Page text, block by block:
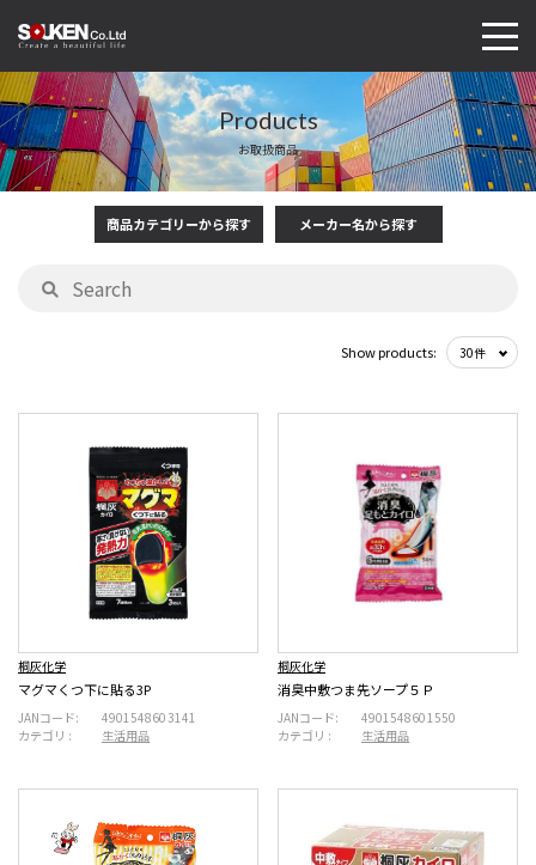
Products
お取扱商品
商品カテゴリーから探す メーカー名から探す
Show products:
桐灰化学
マグマくつ下に貼る3P
JANコード:
4901548603141
カテゴリ :
生活用品
桐灰化学
消臭中敷つま先ソープ５Ｐ
JANコード:
4901548601550
カテゴリ :
生活用品